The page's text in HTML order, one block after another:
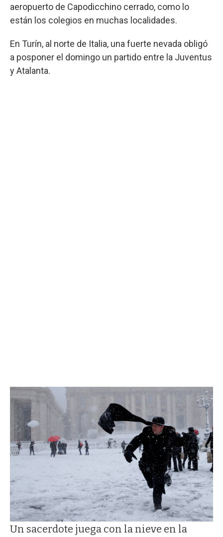
aeropuerto de Capodicchino cerrado, como lo
están los colegios en muchas localidades.
En Turín, al norte de Italia, una fuerte nevada obligó
a posponer el domingo un partido entre la Juventus
y Atalanta.
Un sacerdote juega con la nieve en la